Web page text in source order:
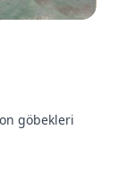
göbekleri